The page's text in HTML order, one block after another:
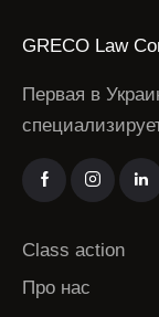
GRECO Law
Первая в
Class action
Про нас